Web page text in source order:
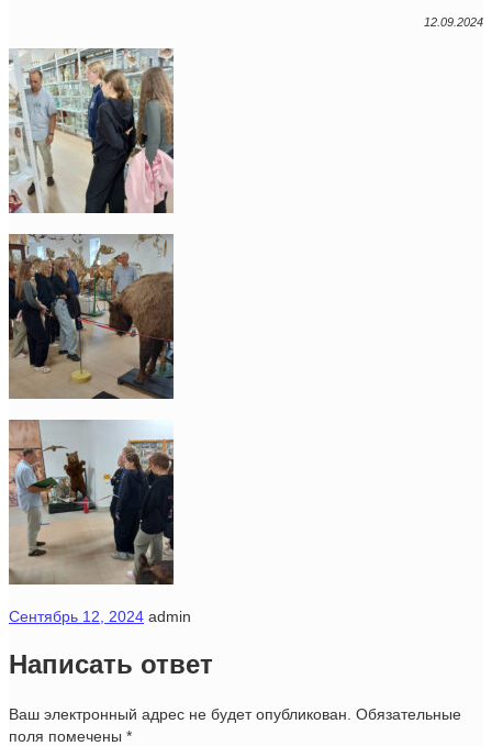
12.09.2024
Сентябрь 12, 2024 admin
Написать ответ
Ваш электронный адрес не будет опубликован. Обязательные
поля помечены *